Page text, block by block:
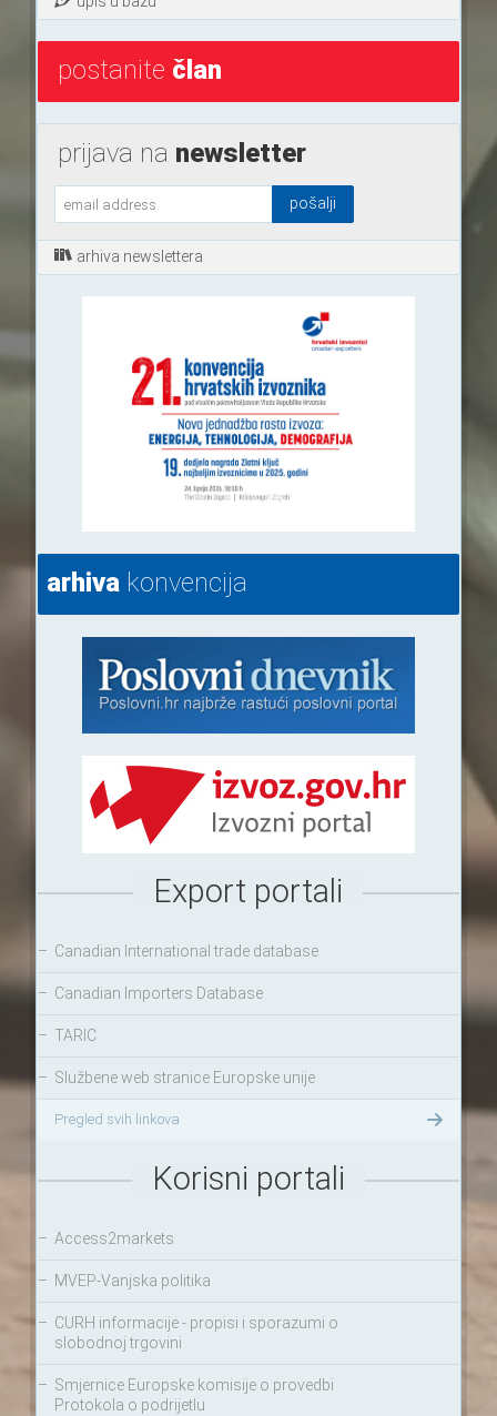
postanite član
prijava na newsletter
arhiva newslettera
arhivakonvencija
Export portali
– Canadian International trade database
– Canadian Importers Database
– TARIC
– Službene web stranice Europske unije
Pregled svih linkova
Korisni portali
– Access2markets
– MVEP-Vanjska politika
– CURH informacije - propisi i sporazumi o
slobodnoj trgovini
– Smjernice Europske komisije o provedbi
Protokola o podrijetlu